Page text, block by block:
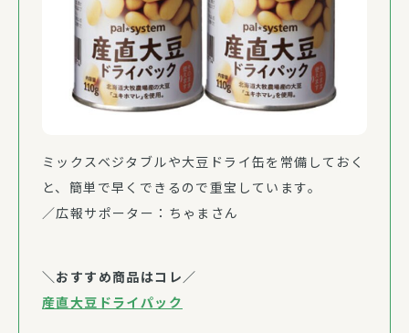
ミックスベジタブルや大豆ドライ缶を常備しておく
と、簡単で早くできるので重宝しています。
／広報サポーター：ちゃまさん
＼おすすめ商品はコレ／
産直大豆ドライパック